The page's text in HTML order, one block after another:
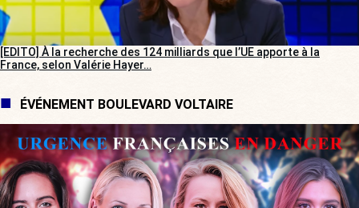
[EDITO] À la recherche des 124 milliards que l’UE apporte à la
France, selon Valérie Hayer…
ÉVÉNEMENT BOULEVARD VOLTAIRE